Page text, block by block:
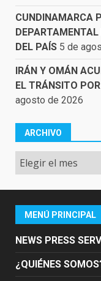
CUNDINAMARCA
DEL PAÍS 5 de
IRÁN Y OMÁN
EL TRÁNSITO
agosto de 2026
ARCHIVO
Archivo
MENÚ PRINCIPAL
NEWS PRESS
¿QUIÉNES